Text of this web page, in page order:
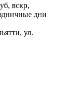
вскр,
дни
ул.